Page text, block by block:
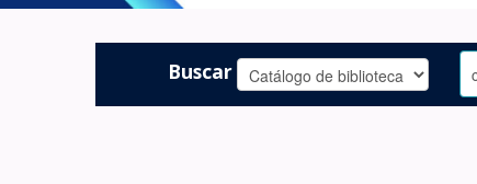
Buscar